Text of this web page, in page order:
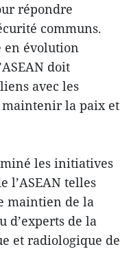
répondre
communs.
en évolution
doit
avec les
la paix et
les initiatives
l’ASEAN telles
maintien de la
d’experts de la
et radiologique de